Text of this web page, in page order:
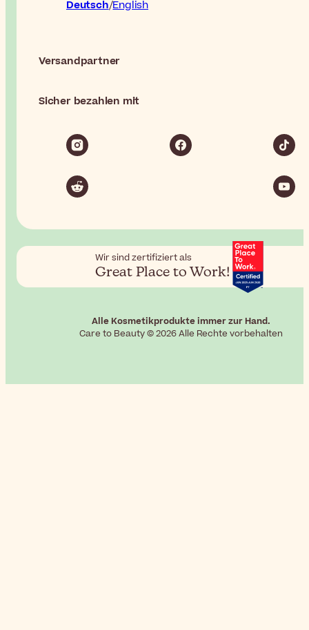
Deutsch English
Versandpartner
Sicher bezahlen mit
Wir sind zertifiziert als
Great Place to Work!
Alle Kosmetikprodukte immer zur Hand.
Care to Beauty © 2026 Alle Rechte vorbehalten